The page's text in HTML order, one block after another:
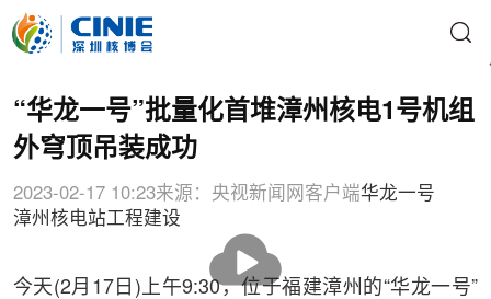
“华龙一号”批量化首堆漳州核电1号机组
外穹顶吊装成功
2023-02-17 10:23来源：央视新闻网客户端华龙一号
漳州核电站工程建设
放
今天(2月17日)上午9:30，位于福建漳州的“华龙一号”